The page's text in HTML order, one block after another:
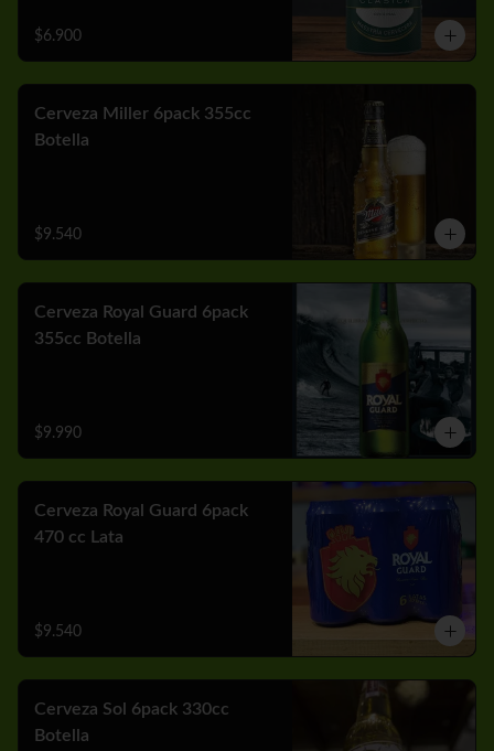
$6.900
Cerveza Miller 6pack 355cc
Botella
$9.540
Cerveza Royal Guard 6pack
355cc Botella
$9.990
Cerveza Royal Guard 6pack
470 cc Lata
$9.540
Cerveza Sol 6pack 330cc
Botella